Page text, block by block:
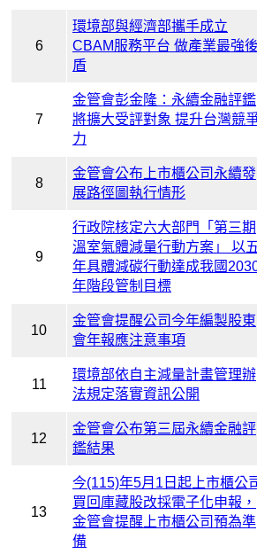
6
環境部與經濟部攜手成立
CBAM服務平台 做產業最強後
盾
7
金管會彭金隆：永續金融評鑑
將擴大受評對象 提升台灣競
力
8
金管會公布上市櫃公司永續發
展路徑圖執行情形
9
行政院核定六大部門「第三期
溫室氣體減量行動方案」 以五
年具體減碳行動達成我國
年階段管制目標
10
金管會提醒公司今年編製股東
會年報應注意事項
11
環境部依自主減量計畫管理辦
法規定落實資訊公開
12
金管會公布第三屆永續金融評
鑑結果
13
今(115)年5月1日起上市櫃公
買回庫藏股改採電子化申報，
金管會提醒上市櫃公司預為準
備